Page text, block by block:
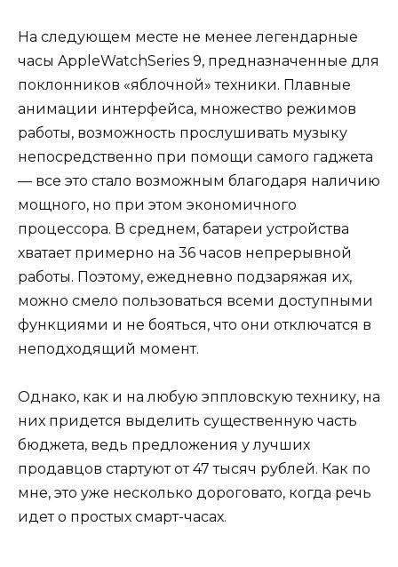
На следующем месте не менее легендарные
часы AppleWatchSeries 9, предназначенные для
поклонников «яблочной» техники. Плавные
анимации интерфейса, множество режимов
работы, возможность прослушивать музыку
непосредственно при помощи самого гаджета
— все это стало возможным благодаря наличию
мощного, но при этом экономичного
процессора. В среднем, батареи устройства
хватает примерно на 36 часов непрерывной
работы. Поэтому, ежедневно подзаряжая их,
можно смело пользоваться всеми доступными
функциями и не бояться, что они отключатся в
неподходящий момент.
Однако, как и на любую эппловскую технику, на
них придется выделить существенную часть
бюджета, ведь предложения у лучших
продавцов стартуют от 47 тысяч рублей. Как по
мне, это уже несколько дороговато, когда речь
идет о простых смарт-часах.